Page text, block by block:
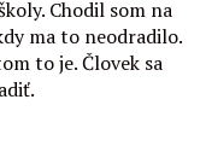
Chodil som na
ma to neodradilo.
to je. Človek sa